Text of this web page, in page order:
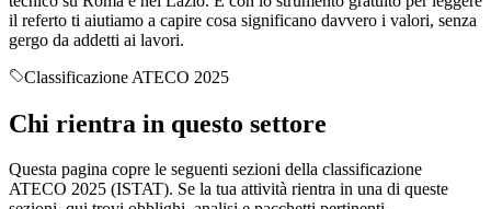
il referto ti aiutiamo a capire cosa significano davvero i valori, senza
gergo da addetti ai lavori.
Classificazione ATECO 2025
Chi rientra in questo settore
Questa pagina copre le seguenti sezioni della classificazione
ATECO 2025 (ISTAT). Se la tua attività rientra in una di queste